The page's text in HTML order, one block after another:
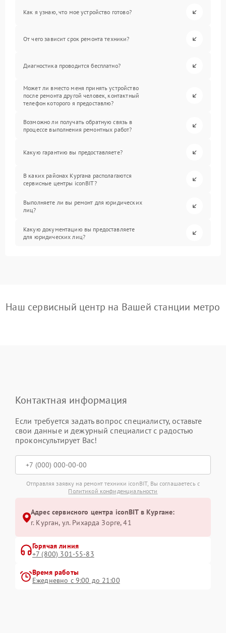
Как я узнаю, что мое устройство готово?
От чего зависит срок ремонта техники?
Диагностика проводится бесплатно?
Может ли вместо меня принять устройство
после ремонта другой человек, контактный
телефон которого я предоставлю?
Возможно ли получать обратную связь в
процессе выполнения ремонтных работ?
Какую гарантию вы предоставляете?
В каких районах Кургана располагаются
сервисные центры iconBIT?
Выполняете ли вы ремонт для юридических
лиц?
Какую документацию вы предоставляете
для юридических лиц?
Наш сервисный центр на Вашей станции метро
Контактная информация
Если требуется задать вопрос специалисту, оставьте
свои данные и дежурный специалист с радостью
проконсультирует Вас!
Отправляя заявку на ремонт техники iconBIT, Вы соглашаетесь с
Политикой конфиденциальности
Адрес сервисного центра iconBIT в Кургане:
г. Курган, ул. Рихарда Зорге, 41
Горячая линия
+7 (800) 301-55-83
Время работы
Ежедневно с 9:00 до 21:00